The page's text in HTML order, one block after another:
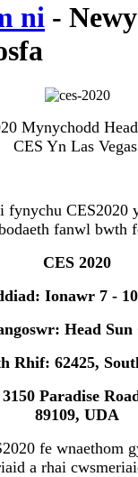
ni -
Mynychodd
CES Yn Las
fynychu CES2020
fanwl bwth
CES 2020
Ionawr 7 -
Head
Rhif: 62425,
Paradise
89109, UDA
fe wnaethom
a rhai